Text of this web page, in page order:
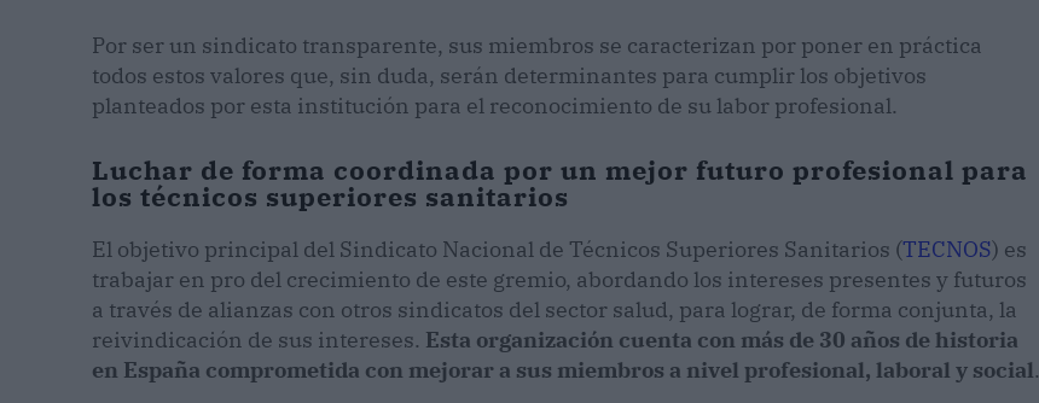
Por ser un sindicato transparente, sus miembros se caracterizan por poner en práctica
todos estos valores que, sin duda, serán determinantes para cumplir los objetivos
planteados por esta institución para el reconocimiento de su labor profesional.
Luchar de forma coordinada por un mejor futuro profesional para
los técnicos superiores sanitarios
El objetivo principal del Sindicato Nacional de Técnicos Superiores Sanitarios (TECNOS) es
trabajar en pro del crecimiento de este gremio, abordando los intereses presentes y futuros
a través de alianzas con otros sindicatos del sector salud, para lograr, de forma conjunta, la
reivindicación de sus intereses. Esta organización cuenta con más de 30 años de historia
en España comprometida con mejorar a sus miembros a nivel profesional, laboral y social.